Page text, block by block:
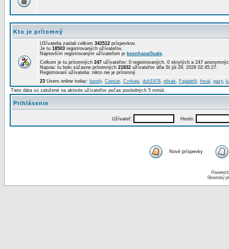
Kto je prítomný
Užívatelia zaslali celkom 342512 príspevkov.
Je tu 18503 registrovaných užívateľov.
Najnovším registrovaným užívateľom je keonhacai5sale.
Celkom je tu prítomných 247 užívateľov: 0 registrovaných, 0 skrytých a 247
Najviac tu bolo súčasne prítomných 21832 užívateľov dňa St júl 29, 2026 02:45:27.
Registrovaní užívatelia: nikto nie je prítomný
23 Users online today: bandy, Caesar, Cvrkajs, dufi1978, elisak, Fajadefil , foxal , gazy,
Tieto dáta sú založené na aktivite užívateľov počas posledných 5 minút.
Prihlásenie
Užívateľ: Heslo:
Nové príspevky
Powered
Slovenský